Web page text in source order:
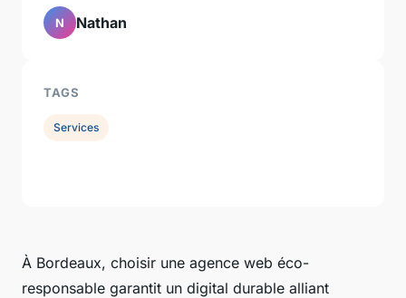
À Bordeaux, choisir une agence web éco-
responsable garantit un digital durable alliant
N Nathan
TAGS
Services